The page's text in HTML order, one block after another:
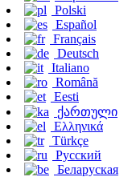
Polski
Español
Français
Deutsch
Italiano
Română
Eesti
ქართული
Ελληνικά
Türkçe
Русский
Беларуская